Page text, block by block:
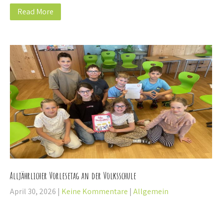
Read More
Alljährlicher Vorlesetag an der Volksschule
April 30, 2026 | Keine Kommentare | Allgemein